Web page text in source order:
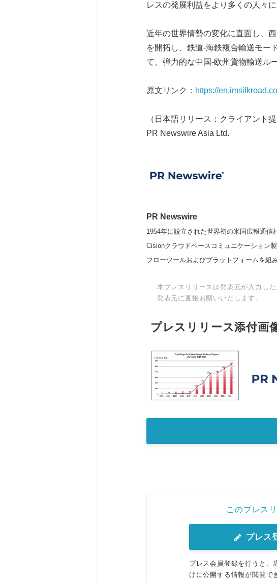
レスの発展利益をより多くの人々
近年の世界情勢の変化に直面し、
を開拓し、鉄道-海鉄複合輸送モー
て、弾力的な中国-欧州貨物輸送ル
原文リンク： https://
（日本語リリース：クライアント提
PR Newswire Asia Ltd.
PR Newswire
1954年に設立された世界初の米国広報通信
Cisionクラウドベースコミュニケーション
フローツールおよびプラットフォームを組
本プレスリリースは発表元が入力し
発表元に直接お願いいたします。
プレスリリース添付画
このプレス
プレス
プレス会員登録を行うと、
けに公開する情報が閲覧で